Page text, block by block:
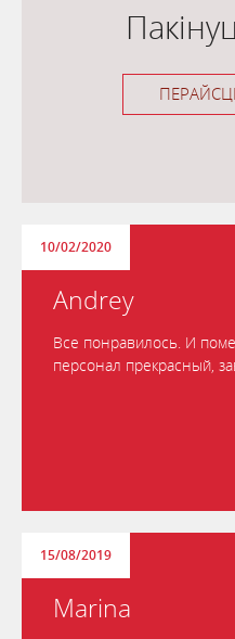
10/02/2020
Andrey
Все понравилось. И
персонал прекрасный,
15/08/2019
Marina